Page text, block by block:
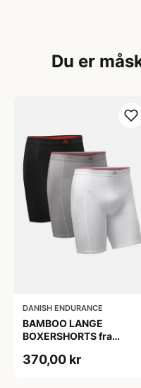
Du er
DANISH ENDURANCE
BAMBOO LANGE
BOXERSHORTS fra
Sort/Rød | Grå | Hvid 3-
370,00 kr